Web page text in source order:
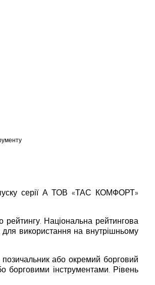
серії А ТОВ «ТАС КОМФОРТ»
Національна рейтингова
для використання на внутрішньому
або окремий борговий
борговими інструментами. Рівень